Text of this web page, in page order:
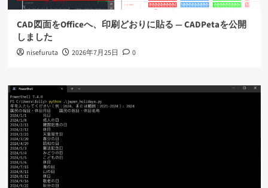
CAD図面をOfficeへ、印刷どおりに貼る ― CADPetaを公開
しました
nisefuruta 2026年7月25日 0